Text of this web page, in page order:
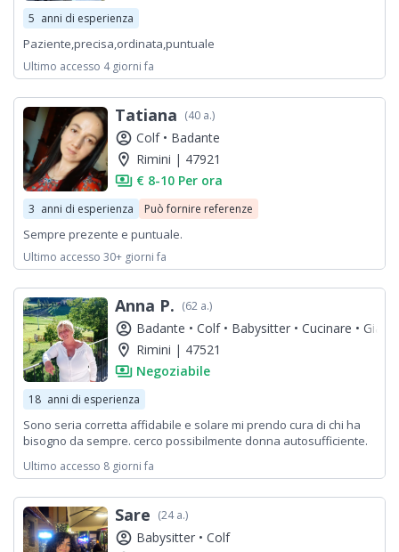
5 anni di esperienza
Paziente,precisa,ordinata,puntuale
Ultimo accesso 4 giorni fa
Tatiana (40 a.)
account_circle Colf • Badante
location_on Rimini | 47921
payments € 8-10 Per ora
3 anni di esperienza Può fornire referenze
Sempre prezente e puntuale.
Ultimo accesso 30+ giorni fa
Anna P. (62 a.)
account_circle Badante • Colf • Babysitter • Cucinare •
location_on Rimini | 47521
payments Negoziabile
18 anni di esperienza
Sono seria corretta affidabile e solare mi prendo cura di chi ha
bisogno da sempre. cerco possibilmente donna autosufficiente.
Ultimo accesso 8 giorni fa
Sare (24 a.)
account_circle Babysitter • Colf